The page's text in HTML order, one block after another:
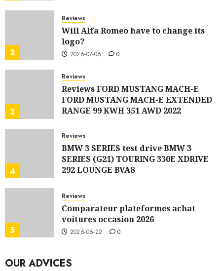
2
Reviews
Will Alfa Romeo have to change its
logo?
2026-07-06 0
3
Reviews
Reviews FORD MUSTANG MACH-E
FORD MUSTANG MACH-E EXTENDED
RANGE 99 KWH 351 AWD 2022
4
Reviews
BMW 3 SERIES test drive BMW 3
SERIES (G21) TOURING 330E XDRIVE
292 LOUNGE BVA8
5
Reviews
Comparateur plateformes achat
voitures occasion 2026
2026-06-22 0
OUR ADVICES